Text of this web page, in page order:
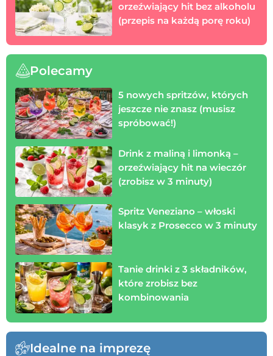
orzeźwiający hit bez alkoholu
(przepis na każdą porę roku)
Polecamy
5 nowych spritzów, których
jeszcze nie znasz (musisz
spróbować!)
Drink z maliną i limonką –
orzeźwiający hit na wieczór
(zrobisz w 3 minuty)
Spritz Veneziano – włoski
klasyk z Prosecco w 3 minuty
Tanie drinki z 3 składników,
które zrobisz bez
kombinowania
Idealne na imprezę